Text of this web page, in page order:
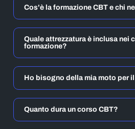
Cos'è la formazione CBT e chi
Quale attrezzatura è inclusa nei
formazione?
Ho bisogno della mia moto per
Quanto dura un corso CBT?